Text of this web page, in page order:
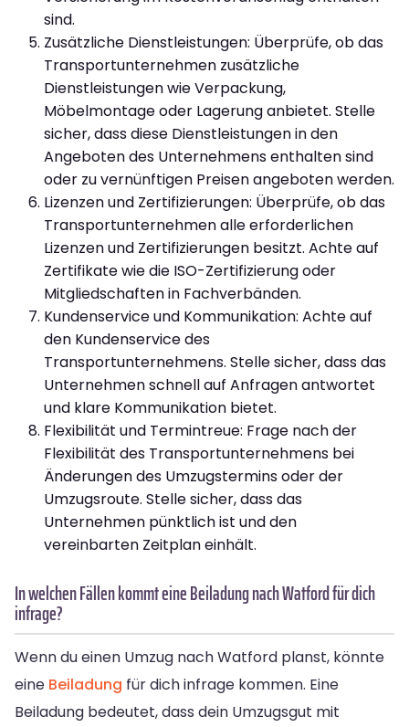
sind.
Zusätzliche Dienstleistungen: Überprüfe, ob das
Transportunternehmen zusätzliche
Dienstleistungen wie Verpackung,
Möbelmontage oder Lagerung anbietet. Stelle
sicher, dass diese Dienstleistungen in den
Angeboten des Unternehmens enthalten sind
oder zu vernünftigen Preisen angeboten werden.
Lizenzen und Zertifizierungen: Überprüfe, ob das
Transportunternehmen alle erforderlichen
Lizenzen und Zertifizierungen besitzt. Achte auf
Zertifikate wie die ISO-Zertifizierung oder
Mitgliedschaften in Fachverbänden.
Kundenservice und Kommunikation: Achte auf
den Kundenservice des
Transportunternehmens. Stelle sicher, dass das
Unternehmen schnell auf Anfragen antwortet
und klare Kommunikation bietet.
Flexibilität und Termintreue: Frage nach der
Flexibilität des Transportunternehmens bei
Änderungen des Umzugstermins oder der
Umzugsroute. Stelle sicher, dass das
Unternehmen pünktlich ist und den
vereinbarten Zeitplan einhält.
In welchen Fällen kommt eine Beiladung nach Watford für dich
infrage?
Wenn du einen Umzug nach Watford planst, könnte
eine Beiladung für dich infrage kommen. Eine
Beiladung bedeutet, dass dein Umzugsgut mit